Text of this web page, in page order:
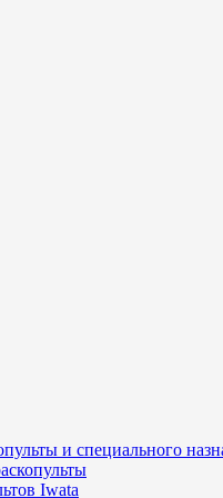
и специального
Iwata